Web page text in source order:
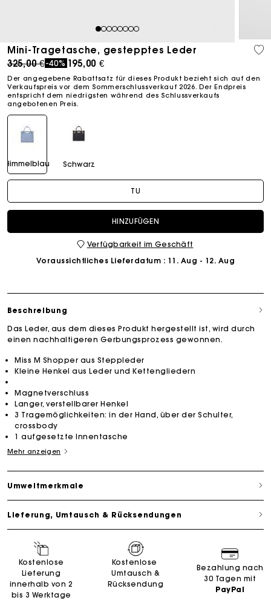
12345678
Mini-Tragetasche, gestepptes Leder
Price reduced from
325,00 €to
-40% 195,00 €
Der angegebene Rabattsatz für dieses Produkt bezieht sich auf den
Verkaufspreis vor dem Sommerschlussverkauf 2026. Der Endpreis
entspricht dem niedrigsten während des Schlussverkaufs
angebotenen Preis.
Himmelblau Schwarz
TU
HINZUFÜGEN
Verfügbarkeit im Geschäft
Voraussichtliches Lieferdatum : 11. Aug - 12. Aug
Beschreibung
Das Leder, aus dem dieses Produkt hergestellt ist, wird durch
einen nachhaltigeren Gerbungsprozess gewonnen.
Miss M Shopper aus Steppleder
Kleine Henkel aus Leder und Kettengliedern
Magnetverschluss
Langer, verstellbarer Henkel
3 Tragemöglichkeiten: in der Hand, über der Schulter,
crossbody
1 aufgesetzte Innentasche
Mehr anzeigen
Umweltmerkmale
Lieferung, Umtausch & Rücksendungen
Kostenlose
Lieferung
innerhalb von 2
bis 3 Werktage
Kostenlose
Umtausch &
Rücksendung
Bezahlung nach
30 Tagen mit
PayPal